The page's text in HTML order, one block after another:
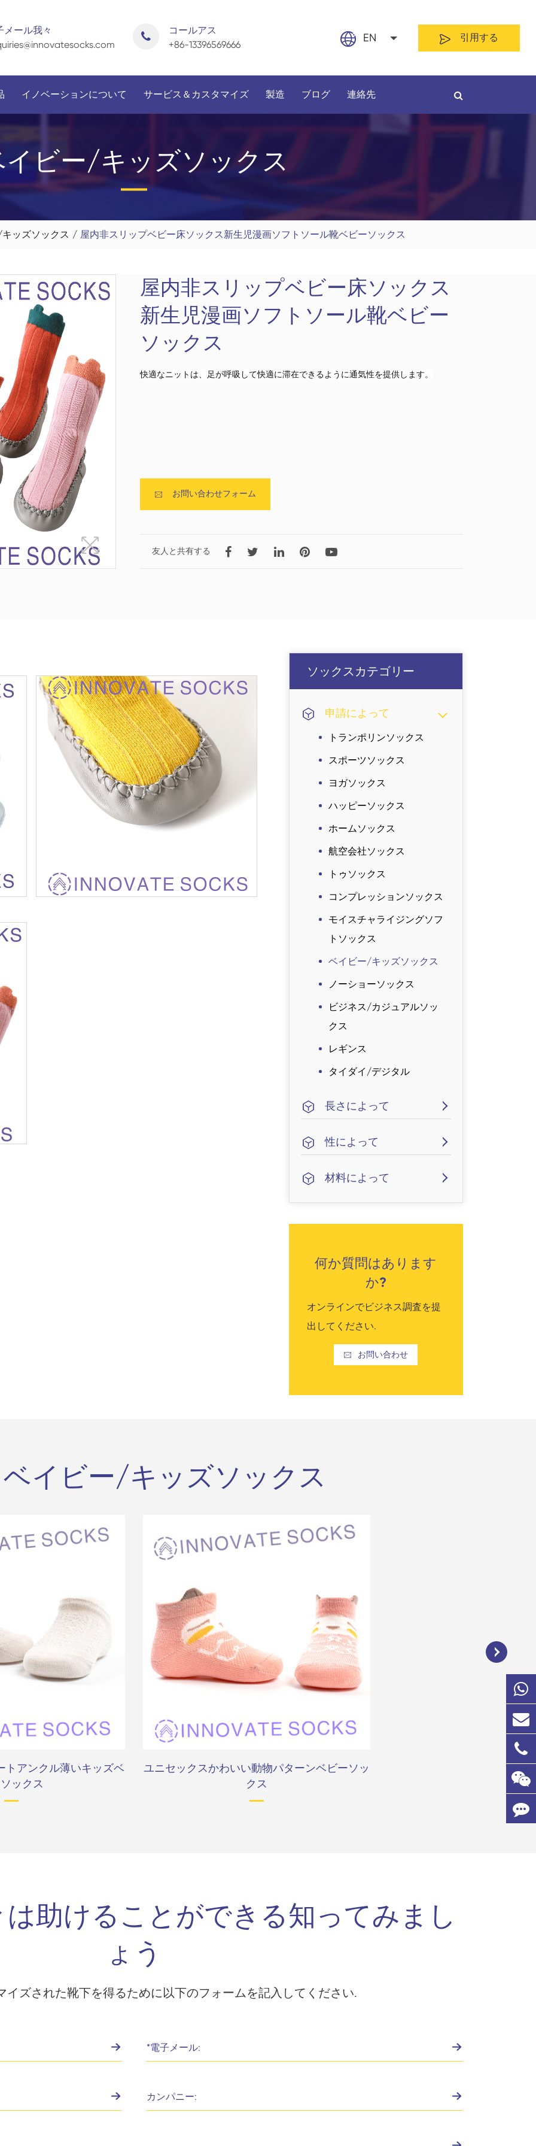
メール我々
コールアス
+86-13396569666
EN
日本語
العربية
русский
Nederland
Deutsch
italiano
引用する
申請によって 性によって 材料によって
トランポリンソックス
ホームソックス
メンズソックス 女性用靴下
コットンファイバーソ
ポリエステル繊維ソッ
ローカットソックス
アンクルソックス
イノベーションについて サービス＆カスタマイズ 製造 ブログ 連絡先
イビー/キッズソックス
ッズソックス 屋内非スリップベビー床ソックス新生児漫画ソフトソール靴ベビーソックス
屋内非スリップベビー床ソックス
新生児漫画ソフトソール靴ベビー
ソックス
快適なニットは、足が呼吸して快適に滞在できるように通気性を提供します。
 お問い合わせフォーム
友人と共有する
ソックスカテゴリー
申請によって
トランポリンソックス
スポーツソックス
ヨガソックス
ハッピーソックス
ホームソックス
航空会社ソックス
トゥソックス
コンプレッションソックス
モイスチャライジングソフ
トソックス
ベイビー/キッズソックス
ノーショーソックス
ビジネス/カジュアルソッ
クス
レギンス
タイダイ/デジタル
長さによって
性によって
材料によって
何か質問はあります
か?
オンラインでビジネス調査を提
出してください.
 お問い合わせ
イビー/キッズソックス
トアンクル薄いキッズベ
ックス
ユニセックスかわいい動物パターンベビーソッ
クス
コットンストレッチベ
助けることができる知ってみまし
ょう
イズされた靴下を得るために以下のフォームを記入してください.